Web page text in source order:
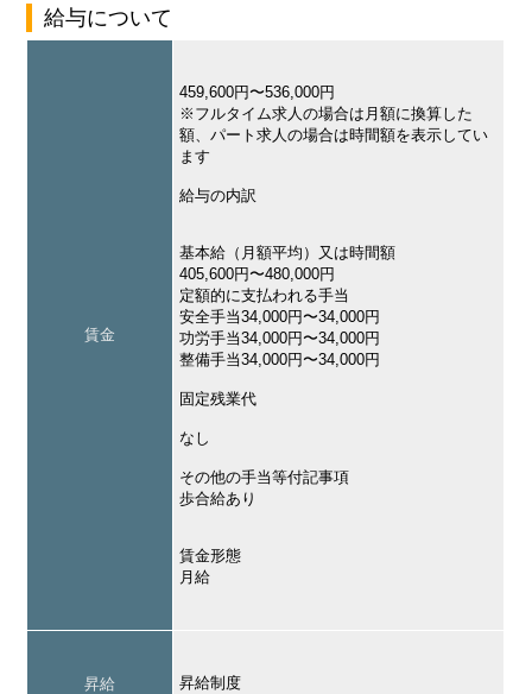
給与について
賃金
459,600円〜536,000円
※フルタイム求人の場合は月額に換算した
額、パート求人の場合は時間額を表示してい
ます
給与の内訳
基本給（月額平均）又は時間額
405,600円〜480,000円
定額的に支払われる手当
安全手当34,000円〜34,000円
功労手当34,000円〜34,000円
整備手当34,000円〜34,000円
固定残業代
なし
その他の手当等付記事項
歩合給あり
賃金形態
月給
昇給 昇給制度